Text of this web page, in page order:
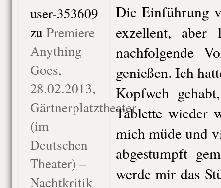
user-353609
zu Premiere
Anything
Goes,
28.02.2013,
Gärtnerplatztheater
(im
Deutschen
Theater) –
Nachtkritik
Die Einführung
exzellent,
nachfolgende
genießen. Ich
Kopfweh
Tablette wieder
mich müde und
abgestumpft
werde mir das